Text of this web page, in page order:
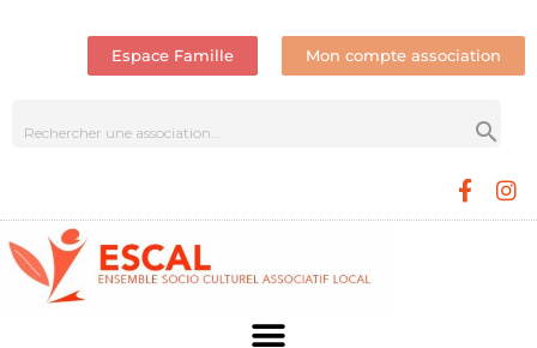
Espace Famille Mon compte association